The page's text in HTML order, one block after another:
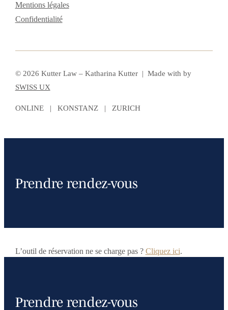
Mentions légales
Confidentialité
© 2026 Kutter Law – Katharina Kutter | Made with by
SWISS UX
ONLINE | KONSTANZ | ZURICH
Prendre rendez-vous
L’outil de réservation ne se charge pas ? Cliquez ici.
Prendre rendez-vous